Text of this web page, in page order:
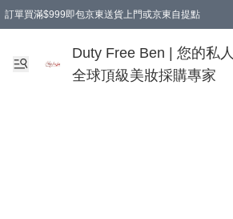
訂單買滿$999即包京東送貨上門或京東自提點
Duty Free Ben | 您的私人
全球頂級美妝採購專家